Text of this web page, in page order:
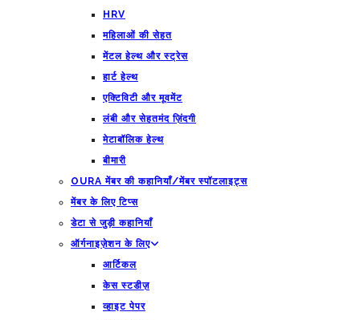
HRV
महिलाओं की सेहत
मेंटल हेल्थ और स्ट्रेस
हार्ट हेल्थ
एक्टिविटी और मूवमेंट
लंबी और सेहतमंद ज़िंदगी
मेटाबॉलिक हेल्थ
बीमारी
OURA मेंबर की कहानियाँ/मेंबर स्पॉटलाइट्स
मेंबर के लिए टिप्स
डेटा से जुड़ी कहानियाँ
ऑर्गनाइज़ेशन के लिए
आर्टिकल
केस स्टडीज़
व्हाइट पेपर